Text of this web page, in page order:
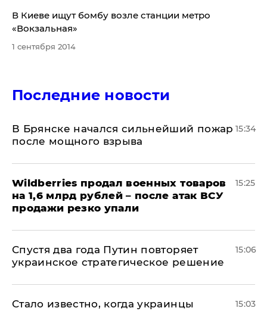
В Киеве ищут бомбу возле станции метро
«Вокзальная»
1 сентября 2014
Последние новости
В Брянске начался сильнейший пожар
после мощного взрыва
15:34
​Wildberries продал военных товаров
на 1,6 млрд рублей – после атак ВСУ
продажи резко упали
15:25
Спустя два года Путин повторяет
украинское стратегическое решение
15:06
Стало известно, когда украинцы
15:03